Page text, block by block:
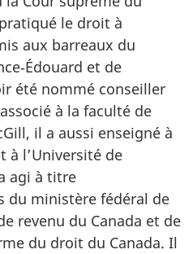
le droit à
aux barreaux du
et de
été nommé conseiller
à la faculté de
il a aussi enseigné à
à l’Université de
agi à titre
du ministère fédéral de
revenu du Canada et de
du droit du Canada. Il